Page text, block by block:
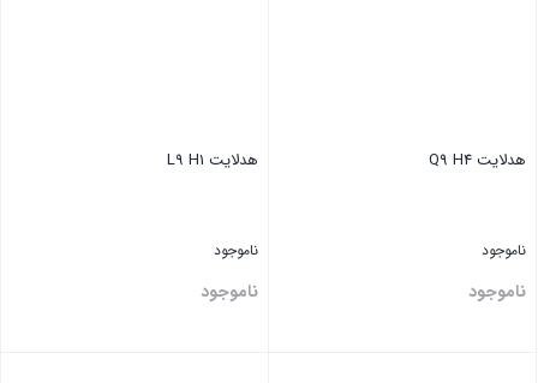
هدلایت Q9 H4
ناموجود
ناموجود
هدلایت L9 H1
ناموجود
ناموجود